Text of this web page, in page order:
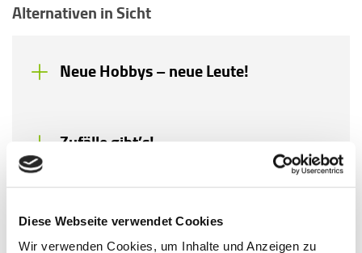
Diese Webseite verwendet Cookies
Wir verwenden Cookies, um Inhalte und Anzeigen zu
Alternativen in Sicht
Neue Hobbys – neue Leute!
Zufälle gibt’s!
Soziales Netz